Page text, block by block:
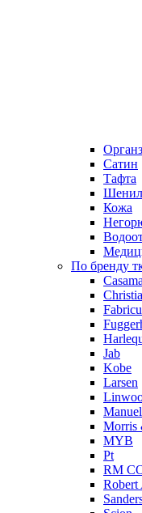
Сатин
Тафта
Кожа
По бренду
Jab
Kobe
Larsen
Morris
MYB
Pt
RM
Robert